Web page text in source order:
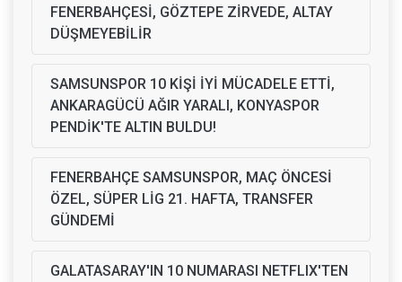
FENERBAHÇESİ, GÖZTEPE ZİRVEDE, ALTAY
DÜŞMEYEBİLİR
SAMSUNSPOR 10 KİŞİ İYİ MÜCADELE ETTİ,
ANKARAGÜCÜ AĞIR YARALI, KONYASPOR
PENDİK'TE ALTIN BULDU!
FENERBAHÇE SAMSUNSPOR, MAÇ ÖNCESİ
ÖZEL, SÜPER LİG 21. HAFTA, TRANSFER
GÜNDEMİ
GALATASARAY'IN 10 NUMARASI NETFLIX'TEN